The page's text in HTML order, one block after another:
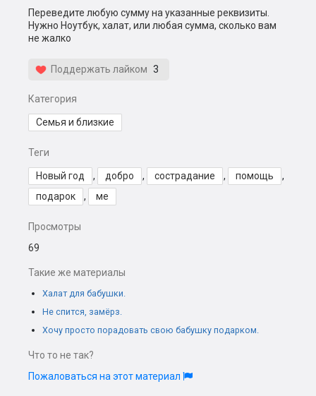
Переведите любую сумму на указанные реквизиты.
Нужно Ноутбук, халат, или любая сумма, сколько вам
не жалко
Поддержать лайком 3
Категория
Семья и близкие
Теги
Новый год , добро , сострадание , помощь
,
подарок
, ме
Просмотры
69
Такие же материалы
Халат для бабушки.
Не спится, замёрз.
Хочу просто порадовать свою бабушку подарком.
Что то не так?
Пожаловаться на этот материал